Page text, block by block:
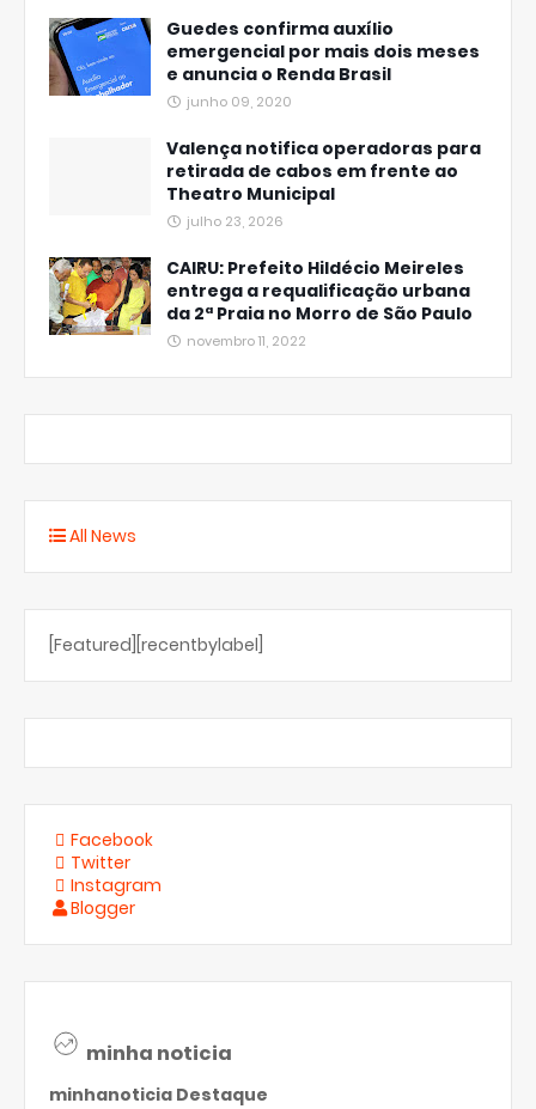
Guedes confirma auxílio
emergencial por mais dois meses
e anuncia o Renda Brasil
junho 09, 2020
Valença notifica operadoras para
retirada de cabos em frente ao
Theatro Municipal
julho 23, 2026
CAIRU: Prefeito Hildécio Meireles
entrega a requalificação urbana
da 2ª Praia no Morro de São Paulo
novembro 11, 2022
All News
[Featured][recentbylabel]
Facebook
Twitter
Instagram
Blogger
minha noticia
minhanoticia Destaque